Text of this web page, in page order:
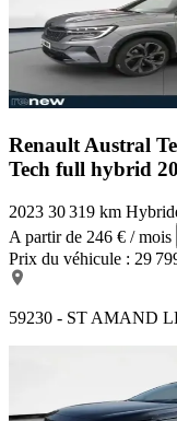
Renault Austral
Tech full hybrid
2023 30 319 km
A partir de 246 € / mois
Prix du véhicule : 29
59230 - ST AMAND